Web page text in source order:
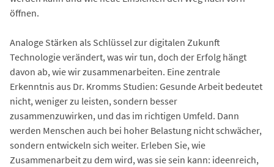
öffnen.
Analoge Stärken als Schlüssel zur digitalen Zukunft
Technologie verändert, was wir tun, doch der Erfolg hängt
davon ab, wie wir zusammenarbeiten. Eine zentrale
Erkenntnis aus Dr. Kromms Studien: Gesunde Arbeit bedeutet
nicht, weniger zu leisten, sondern besser
zusammenzuwirken, und das im richtigen Umfeld. Dann
werden Menschen auch bei hoher Belastung nicht schwächer,
sondern entwickeln sich weiter. Erleben Sie, wie
Zusammenarbeit zu dem wird, was sie sein kann: ideenreich,